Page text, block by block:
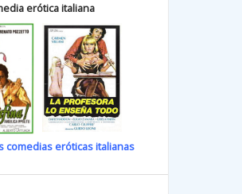
erótica italiana
comedias eróticas italianas